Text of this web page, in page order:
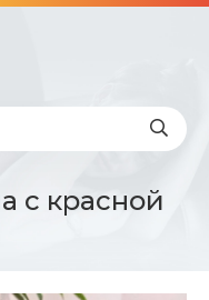
с красной